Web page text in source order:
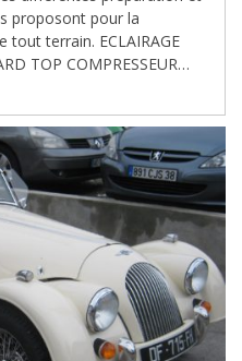
proposont pour la
terrain. ECLAIRAGE
TOP COMPRESSEUR…